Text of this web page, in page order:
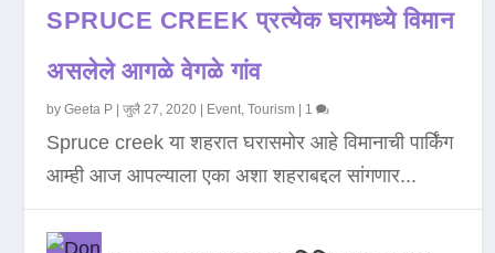
SPRUCE CREEK प्रत्येक घरामध्ये विमान
असलेले आगळे वेगळे गांव
byGeeta P |जुलै 27, 2020 Event,Tourism 1
Spruce creek या शहरात घरासमोर आहे विमानाची पार्किंग
आम्ही आज आपल्याला एका अशा शहराबद्दल सांगणार...